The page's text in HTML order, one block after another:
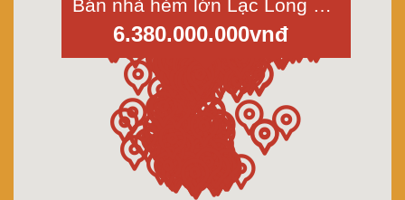
Bán nhà hẻm lớn Lạc Long Quân, p.3, quận 11, dt 58m2, 1 lầu
6.380.000.000vnđ